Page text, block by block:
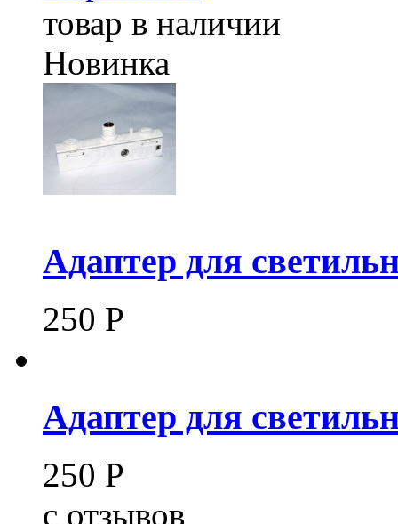
товар в наличии
Новинка
Адаптер для
250 Р
Адаптер для
250 Р
c отзывов